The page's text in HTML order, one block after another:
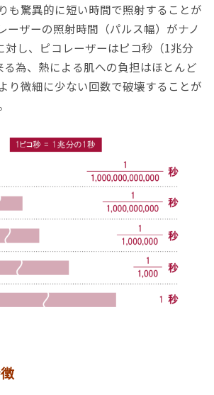
も驚異的に短い時間で照射することが
ーザーの照射時間（パルス幅）がナノ
対し、ピコレーザーはピコ秒（1兆分
為、熱による肌への負担はほとんど
り微細に少ない回数で破壊することが